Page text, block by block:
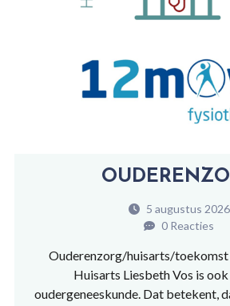
5 augustus 2026
0 Reacties
Ouderenzorg/huisarts/toekomst
Huisarts Liesbeth Vos is
oudergeneeskunde. Dat betekent,